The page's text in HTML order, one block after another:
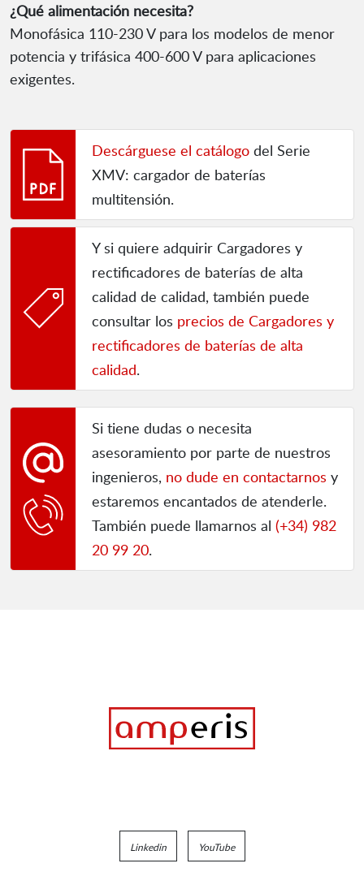
¿Qué alimentación necesita?
Monofásica 110-230 V para los modelos de menor
potencia y trifásica 400-600 V para aplicaciones
exigentes.
Descárguese el catálogo del Serie
XMV: cargador de baterías
multitensión.
Y si quiere adquirir Cargadores y
rectificadores de baterías de alta
calidad de calidad, también puede
consultar los precios de Cargadores y
rectificadores de baterías de alta
calidad.
Si tiene dudas o necesita
asesoramiento por parte de nuestros
ingenieros, no dude en contactarnos y
estaremos encantados de atenderle.
También puede llamarnos al (+34) 982
20 99 20.
Linkedin YouTube